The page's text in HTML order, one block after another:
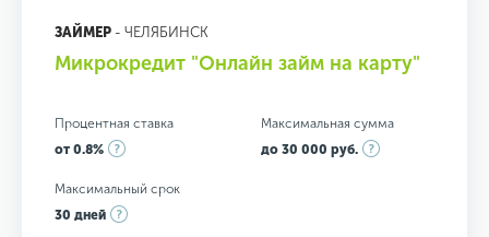
ЗАЙМЕР - ЧЕЛЯБИНСК
Микрокредит "Онлайн займ на карту"
Процентная ставка
от 0.8%
Максимальная сумма
до 30 000 руб.
Максимальный срок
30 дней